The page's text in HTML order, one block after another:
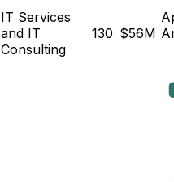
IT Services
and IT
Consulting
130 $56M